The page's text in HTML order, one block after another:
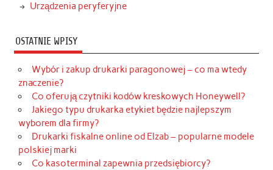
Urządzenia peryferyjne
OSTATNIE WPISY
Wybór i zakup drukarki paragonowej – co ma wtedy
znaczenie?
Co oferują czytniki kodów kreskowych Honeywell?
Jakiego typu drukarka etykiet będzie najlepszym
wyborem dla firmy?
Drukarki fiskalne online od Elzab – popularne modele
polskiej marki
Co kasoterminal zapewnia przedsiębiorcy?